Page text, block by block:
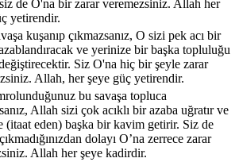
de O'na bir zarar veremezsiniz. Allah her
yetirendir.
kuşanıp çıkmazsanız, O sizi pek acı bir
ve yerinize bir başka topluluğu
Siz O'na hiç bir şeyle zarar
Allah, her şeye güç yetirendir.
bu savaşa topluca
Allah sizi çok acıklı bir azaba uğratır ve
(itaat eden) başka bir kavim getirir. Siz de
dolayı O’na zerrece zarar
Allah her şeye kadirdir.